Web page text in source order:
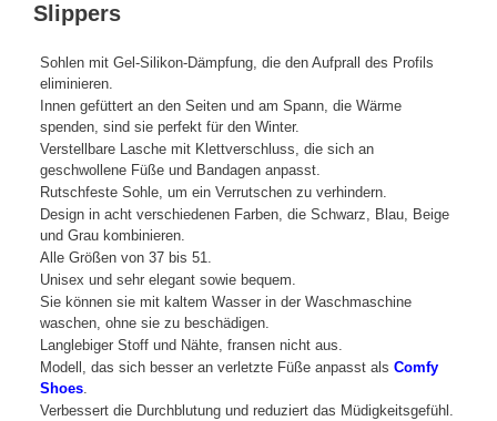
Slippers
Sohlen mit Gel-Silikon-Dämpfung, die den Aufprall des Profils
eliminieren.
Innen gefüttert an den Seiten und am Spann, die Wärme
spenden, sind sie perfekt für den Winter.
Verstellbare Lasche mit Klettverschluss, die sich an
geschwollene Füße und Bandagen anpasst.
Rutschfeste Sohle, um ein Verrutschen zu verhindern.
Design in acht verschiedenen Farben, die Schwarz, Blau, Beige
und Grau kombinieren.
Alle Größen von 37 bis 51.
Unisex und sehr elegant sowie bequem.
Sie können sie mit kaltem Wasser in der Waschmaschine
waschen, ohne sie zu beschädigen.
Langlebiger Stoff und Nähte, fransen nicht aus.
Modell, das sich besser an verletzte Füße anpasst als Comfy
Shoes.
Verbessert die Durchblutung und reduziert das Müdigkeitsgefühl.